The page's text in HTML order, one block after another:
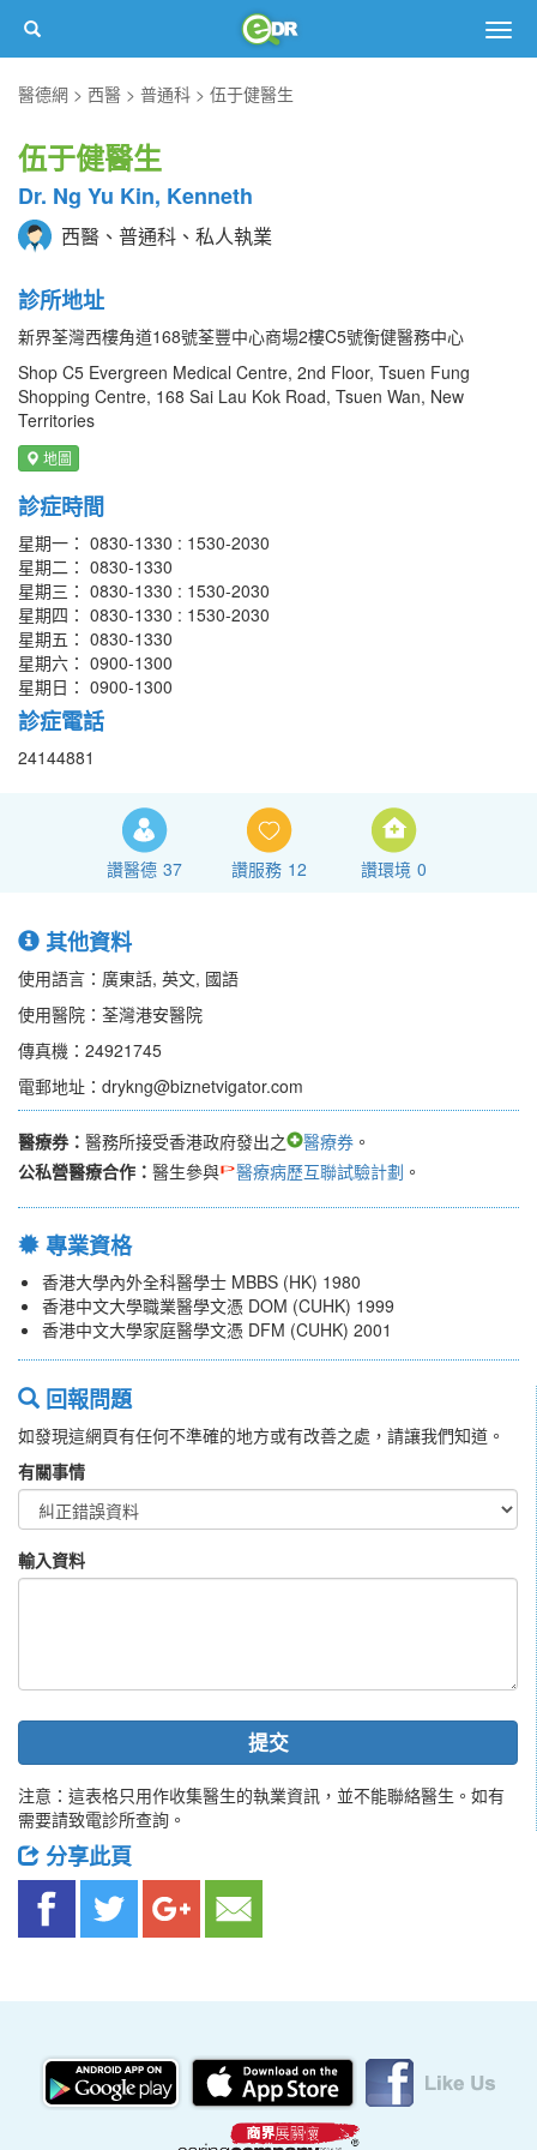
醫德網
西醫 普通科 伍于健醫生
伍于健醫生
Dr. Ng Yu Kin, Kenneth
西醫、普通科、私人執業
診所地址
新界荃灣西樓角道168號荃豐中心商場2樓C5號衡健醫務中心
Shop C5 Evergreen Medical Centre, 2nd Floor, Tsuen Fung
Shopping Centre, 168 Sai Lau Kok Road, Tsuen Wan, New
Territories
地圖
診症時間
星期一： 0830-1330 : 1530-2030
星期二： 0830-1330
星期三： 0830-1330 : 1530-2030
星期四： 0830-1330 : 1530-2030
星期五： 0830-1330
星期六： 0900-1300
星期日： 0900-1300
診症電話
24144881
讚醫德 37 讚服務 12 讚環境 0
其他資料
使用語言：廣東話, 英文, 國語
使用醫院：荃灣港安醫院
傳真機：24921745
電郵地址：drykng@biznetvigator.com
醫療券： 醫務所接受香港政府發出之 醫療券 。
公私營醫療合作： 醫生參與 醫療病歷互聯試驗計劃 。
專業資格
香港大學內外全科醫學士 MBBS (HK) 1980
香港中文大學職業醫學文憑 DOM (CUHK) 1999
香港中文大學家庭醫學文憑 DFM (CUHK) 2001
回報問題
如發現這網頁有任何不準確的地方或有改善之處，請讓我們知道。
有關事情
輸入資料
提交
注意：這表格只用作收集醫生的執業資訊，並不能聯絡醫生。如有
需要請致電診所查詢。
分享此頁